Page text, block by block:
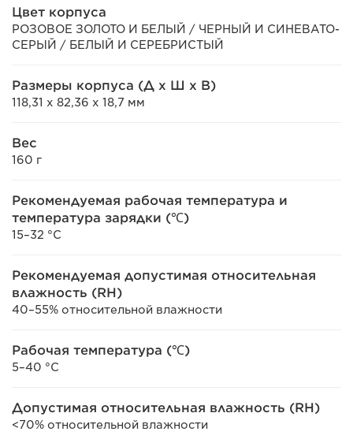
Цвет корпуса
РОЗОВОЕ ЗОЛОТО И БЕЛЫЙ / ЧЕРНЫЙ И СИНЕВАТО-
СЕРЫЙ / БЕЛЫЙ И СЕРЕБРИСТЫЙ
Размеры корпуса (Д х Ш х В)
118,31 x 82,36 x 18,7 мм
Вес
160 г
Рекомендуемая рабочая температура и
температура зарядки (℃)
15–32 °C
Рекомендуемая допустимая относительная
влажность (RH)
40–55% относительной влажности
Рабочая температура (℃)
5–40 °C
Допустимая относительная влажность (RH)
<70% относительной влажности